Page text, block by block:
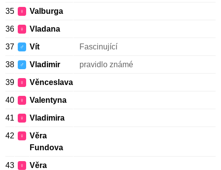
35 ♀ Valburga
36 ♀ Vladana
37 ♂ Vít Fascinující
38 ♂ Vladimir pravidlo známé
39 ♀ Věnceslava
40 ♀ Valentyna
41 ♀ Vladimira
42 ♀
Věra
Fundova
43 ♀
Věra